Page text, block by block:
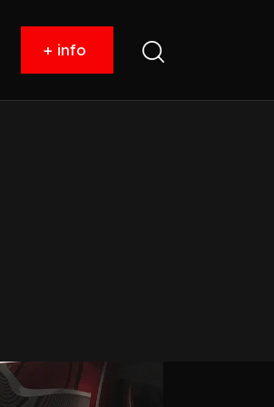
+ info